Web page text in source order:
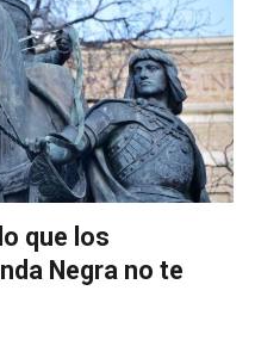
que los
Negra no te